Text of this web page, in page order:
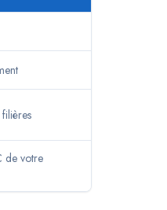
de votre